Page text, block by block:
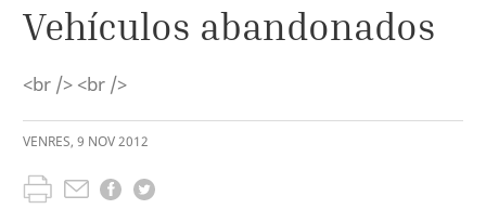
Vehículos abandonados
<br /> <br />
VENRES, 9 NOV2012